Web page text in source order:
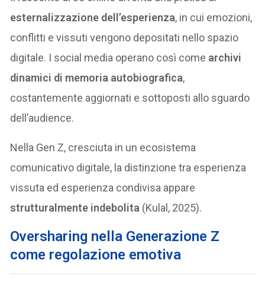
esternalizzazione dell’esperienza, in cui emozioni,
conflitti e vissuti vengono depositati nello spazio
digitale. I social media operano così come archivi
dinamici di memoria autobiografica,
costantemente aggiornati e sottoposti allo sguardo
dell’audience.
Nella Gen Z, cresciuta in un ecosistema
comunicativo digitale, la distinzione tra esperienza
vissuta ed esperienza condivisa appare
strutturalmente indebolita (Kulal, 2025).
Oversharing nella Generazione Z
come regolazione emotiva